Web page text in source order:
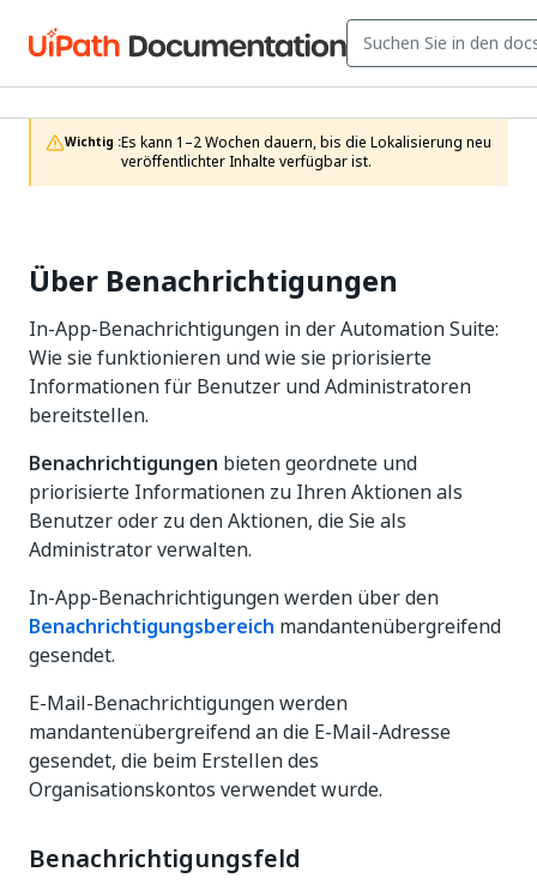
Wichtig :Es kann 1–2 Wochen dauern, bis die Lokalisierung neu
veröffentlichter Inhalte verfügbar ist.
Über Benachrichtigungen
In-App-Benachrichtigungen in der Automation Suite:
Wie sie funktionieren und wie sie priorisierte
Informationen für Benutzer und Administratoren
bereitstellen.
Benachrichtigungen bieten geordnete und
priorisierte Informationen zu Ihren Aktionen als
Benutzer oder zu den Aktionen, die Sie als
Administrator verwalten.
In-App-Benachrichtigungen werden über den
Benachrichtigungsbereich mandantenübergreifend
gesendet.
E-Mail-Benachrichtigungen werden
mandantenübergreifend an die E-Mail-Adresse
gesendet, die beim Erstellen des
Organisationskontos verwendet wurde.
Benachrichtigungsfeld